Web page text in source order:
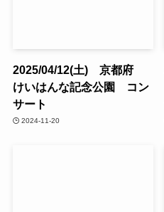
2025/04/12(土) 京都府
けいはんな記念公園 コン
サート
2024-11-20